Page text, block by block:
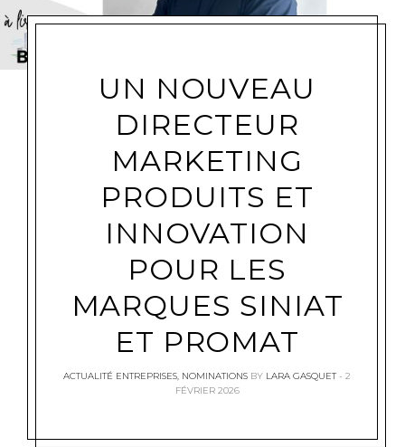
UN NOUVEAU
DIRECTEUR
MARKETING
PRODUITS ET
INNOVATION
POUR LES
MARQUES SINIAT
ET PROMAT
ACTUALITÉ ENTREPRISES, NOMINATIONS BY LARA GASQUET
2
FÉVRIER 2026